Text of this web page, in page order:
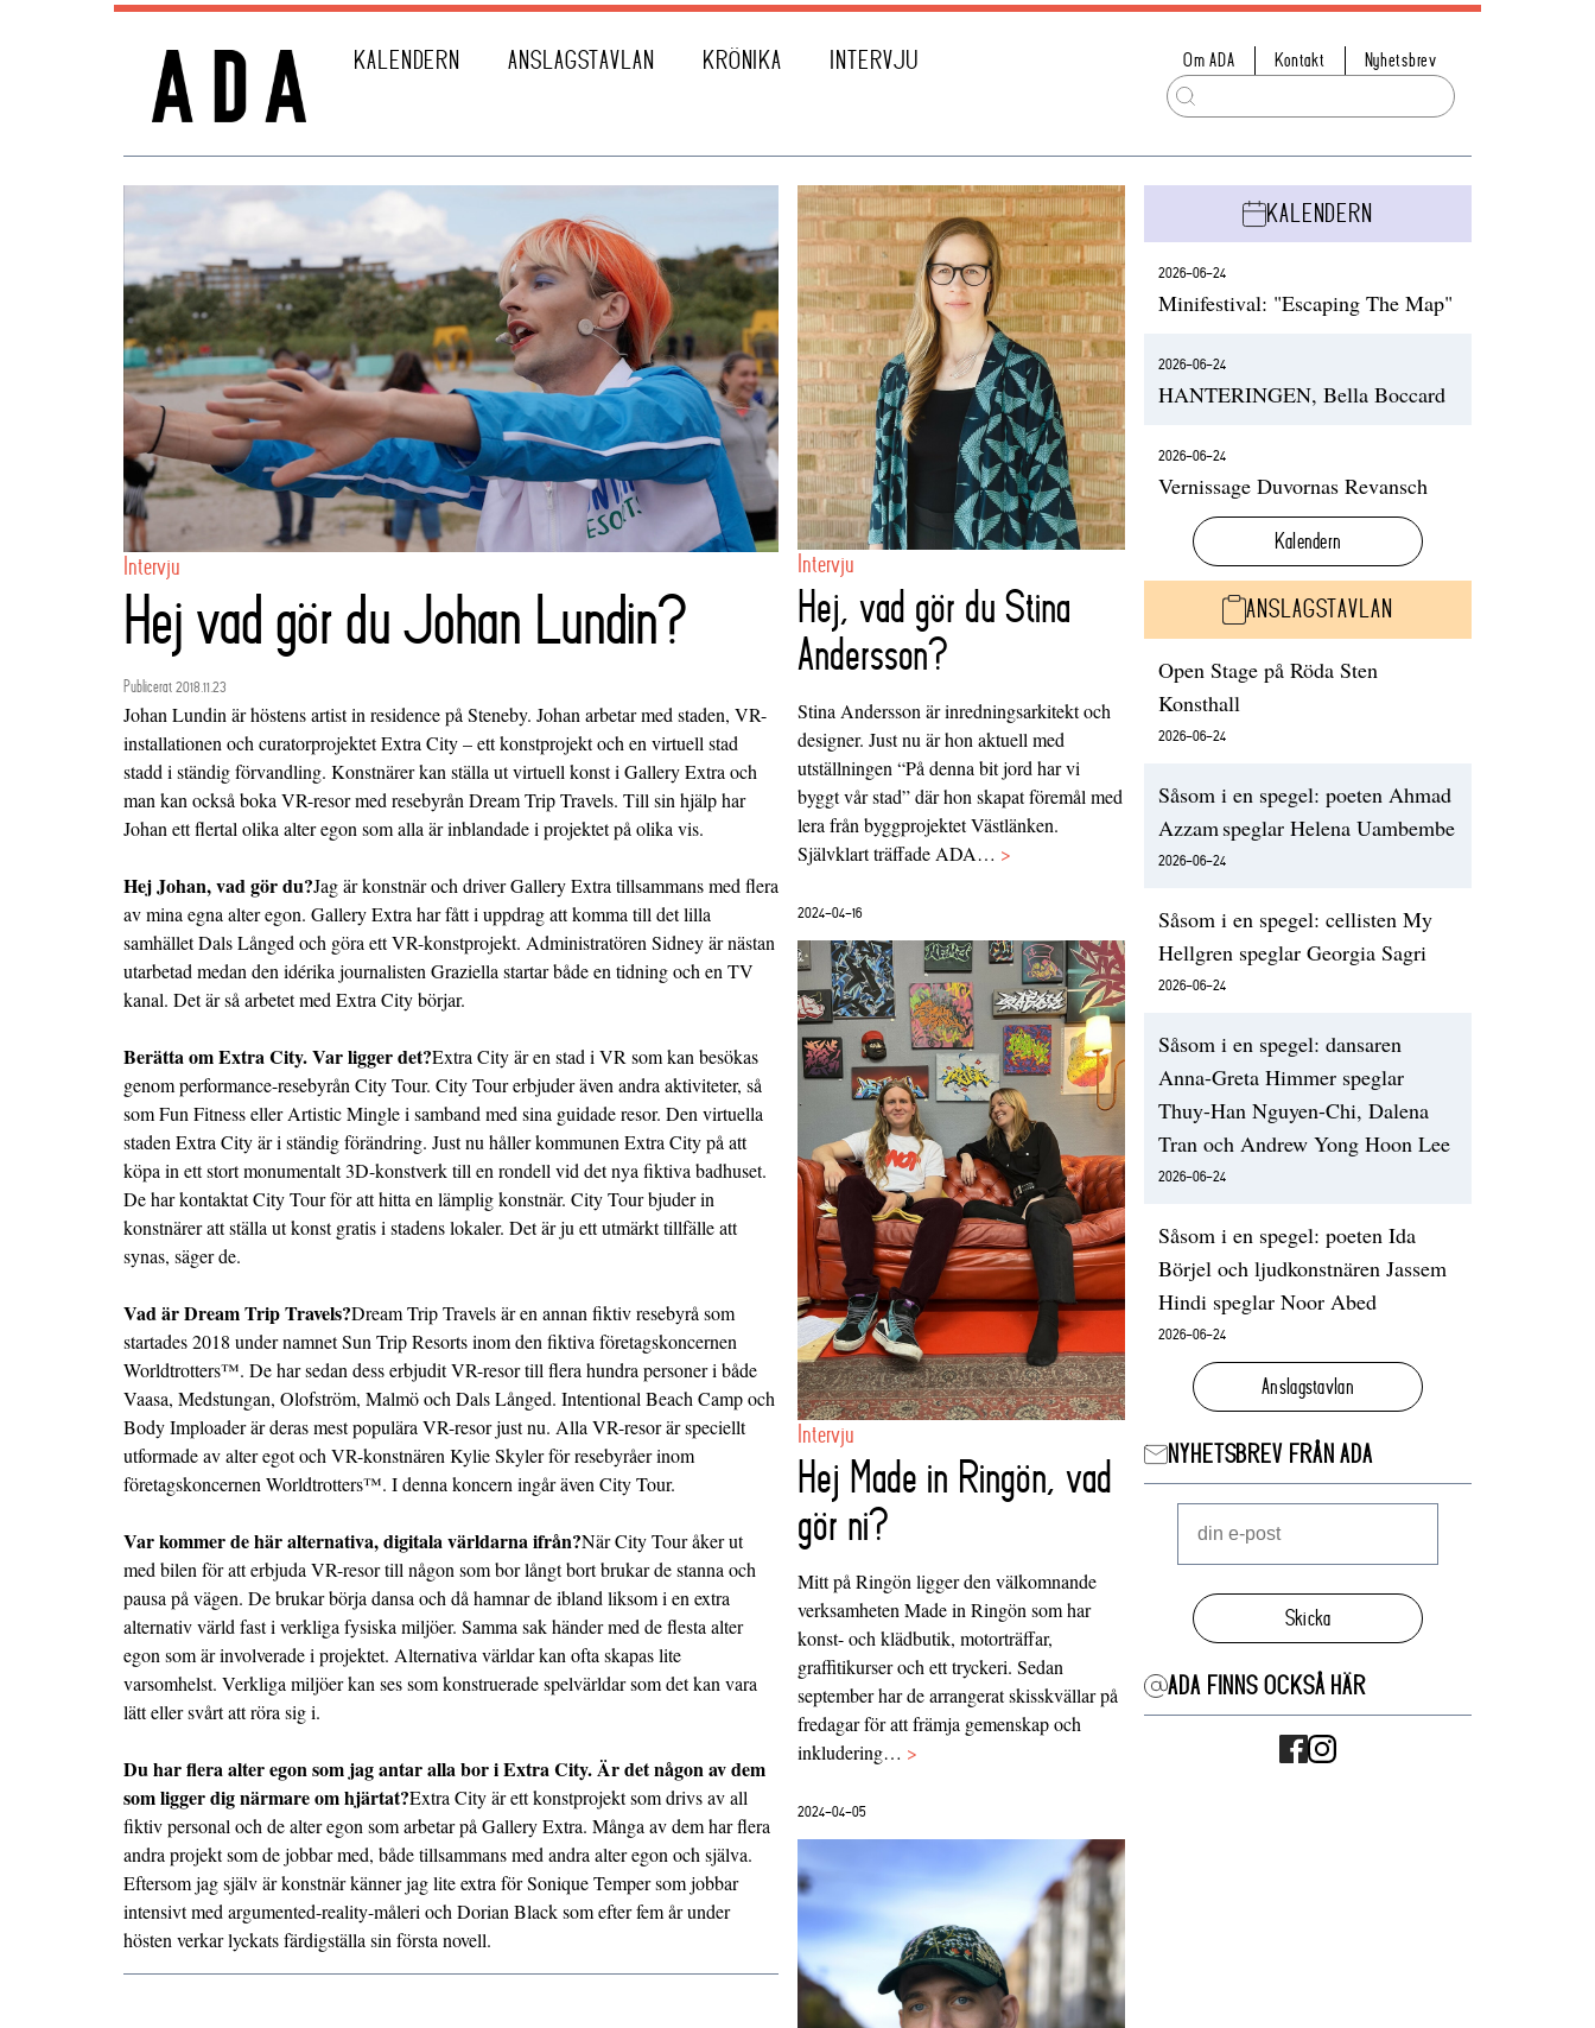
KALENDERN ANSLAGSTAVLAN KRÖNIKA INTERVJU Om ADA Kontakt Nyhetsbrev
Intervju
Hej vad gör du Johan Lundin?
Publicerat 2018.11.23
Johan Lundin ärhöstens artist in residence på Steneby. Johan arbetar med staden, VR-
installationen och curatorprojektet Extra City – ett konstprojekt och en virtuell stad
stadd i ständig förvandling. Konstnärer kan ställa ut virtuell konst i Gallery Extra och
man kan också boka VR-resor med resebyrån Dream Trip Travels. Till sin hjälp har
Johan ett flertal olika alter egon som alla är inblandade i projektet på olika vis.
Hej Johan, vad gör du?Jag är konstnär och driverGallery Extratillsammans med flera
av mina egna alter egon. Gallery Extra har fått i uppdrag att komma till det lilla
samhället Dals Långed och göra ett VR-konstprojekt. Administratören Sidney är nästan
utarbetad medan den idérika journalisten Graziella startar både en tidning och en TV
kanal. Det är så arbetet med Extra City börjar.
Berätta om Extra City. Var ligger det?Extra City är en stad i VR som kan besökas
genom performance-resebyrån City Tour. City Tour erbjuder även andra aktiviteter, så
som Fun Fitness eller Artistic Mingle i samband med sina guidade resor. Den virtuella
staden Extra City är i ständig förändring. Just nu håller kommunen Extra City på att
köpa in ett stort monumentalt 3D-konstverk till en rondell vid det nya fiktiva badhuset.
De har kontaktat City Tour för att hitta en lämplig konstnär. City Tour bjuder in
konstnärer att ställa ut konst gratis i stadens lokaler. Det är ju ett utmärkt tillfälle att
synas, säger de.
Vad är Dream Trip Travels?Dream Trip Travels är en annan fiktiv resebyrå som
startades 2018 under namnet Sun Trip Resorts inom den fiktiva företagskoncernen
Worldtrotters™. De har sedan dess erbjudit VR-resor till flera hundra personer i både
Vaasa, Medstungan, Olofström, Malmö och Dals Långed. Intentional Beach Camp och
Body Imploader är deras mest populära VR-resor just nu. Alla VR-resor är speciellt
utformade av alter egot och VR-konstnären Kylie Skyler för resebyråer inom
företagskoncernen Worldtrotters™. I denna koncern ingår även City Tour.
Var kommer de här alternativa, digitala världarna ifrån?När City Tour åker ut
med bilen för att erbjuda VR-resor till någon som bor långt bort brukar de stanna och
pausa på vägen. De brukar börja dansa och då hamnar de ibland liksom i en extra
alternativ värld fast i verkliga fysiska miljöer. Samma sak händer med de flesta alter
egon som är involverade i projektet. Alternativa världar kan ofta skapas lite
varsomhelst. Verkliga miljöer kan ses som konstruerade spelvärldar som det kan vara
lätt eller svårt att röra sig i.
Du har flera alter egon som jag antar alla bor i Extra City. Är det någon av dem
som ligger dig närmare om hjärtat?Extra City är ett konstprojekt som drivs av all
fiktiv personal och de alter egon som arbetar på Gallery Extra. Många av dem har flera
andra projekt som de jobbar med, både tillsammans med andra alter egon och själva.
Eftersom jag själv är konstnär känner jag lite extra för Sonique Temper som jobbar
intensivt med argumented-reality-måleri och Dorian Black som efter fem år under
hösten verkar lyckats färdigställa sin första novell.
Intervju
Hej, vad gör du Stina
Andersson?
Stina Andersson är inredningsarkitekt och
designer. Just nu är hon aktuell med
utställningen “På denna bit jord har vi
byggt vår stad” där hon skapat föremål med
lera från byggprojektet Västlänken.
Självklart träffade ADA… >
2024-04-16
Intervju
Hej Made in Ringön, vad
gör ni?
Mitt på Ringön ligger den välkomnande
verksamheten Made in Ringön som har
konst- och klädbutik, motorträffar,
graffitikurser och ett tryckeri. Sedan
september har de arrangerat skisskvällar på
fredagar för att främja gemenskap och
inkludering… >
2024-04-05
KALENDERN
2026-06-24
Minifestival: "Escaping The Map"
2026-06-24
HANTERINGEN, Bella Boccard
2026-06-24
Vernissage Duvornas Revansch
Kalendern
ANSLAGSTAVLAN
Open Stage på Röda Sten
Konsthall
2026-06-24
Såsom i en spegel: poeten Ahmad
Azzam speglar Helena Uambembe
2026-06-24
Såsom i en spegel: cellisten My
Hellgren speglar Georgia Sagri
2026-06-24
Såsom i en spegel: dansaren
Anna-Greta Himmer speglar
Thuy-Han Nguyen-Chi, Dalena
Tran och Andrew Yong Hoon Lee
2026-06-24
Såsom i en spegel: poeten Ida
Börjel och ljudkonstnären Jassem
Hindi speglar Noor Abed
2026-06-24
Anslagstavlan
NYHETSBREV FRÅN ADA
Skicka
ADA FINNS OCKSÅ HÄR